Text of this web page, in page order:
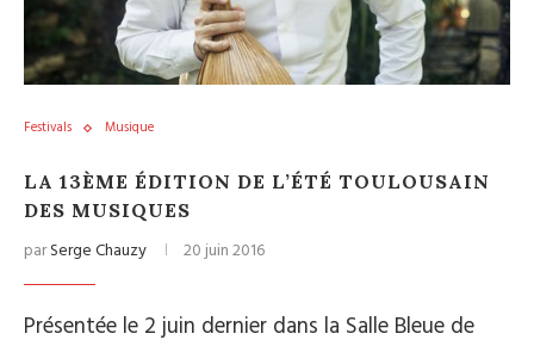
Festivals Musique
LA 13ÈME ÉDITION DE L’ÉTÉ TOULOUSAIN
DES MUSIQUES
parSerge Chauzy 20 juin 2016
Présentée le 2 juin dernier dans la Salle Bleue de